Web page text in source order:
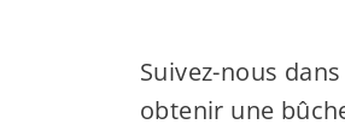
Suivez-nous
obtenir une